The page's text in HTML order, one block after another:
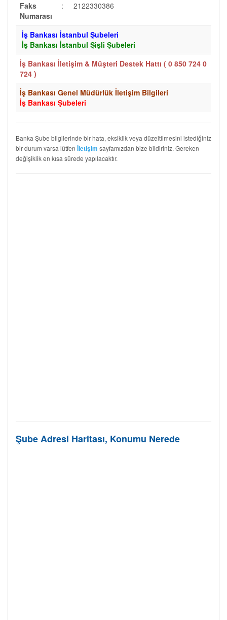
Faks
Numarası
: 2122330386
İş Bankası İstanbul Şubeleri
İş Bankası İstanbul Şişli Şubeleri
İş Bankası İletişim & Müşteri Destek Hattı ( 0 850 724 0
724 )
İş Bankası Genel Müdürlük İletişim Bilgileri
İş Bankası Şubeleri
Banka Şube bilgilerinde bir hata, eksiklik veya düzeltilmesini istediğiniz
bir durum varsa lütfen İletişim sayfamızdan bize bildiriniz. Gereken
değişiklik en kısa sürede yapılacaktır.
Şube Adresi Haritası, Konumu Nerede